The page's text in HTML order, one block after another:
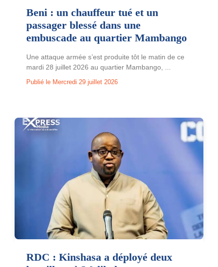
Beni : un chauffeur tué et un
passager blessé dans une
embuscade au quartier Mambango
Une attaque armée s’est produite tôt le matin de ce
mardi 28 juillet 2026 au quartier Mambango, ...
Publié le Mercredi 29 juillet 2026
RDC : Kinshasa a déployé deux